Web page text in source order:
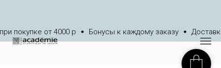
покупке от 4000 р Бонусы к каждому заказу